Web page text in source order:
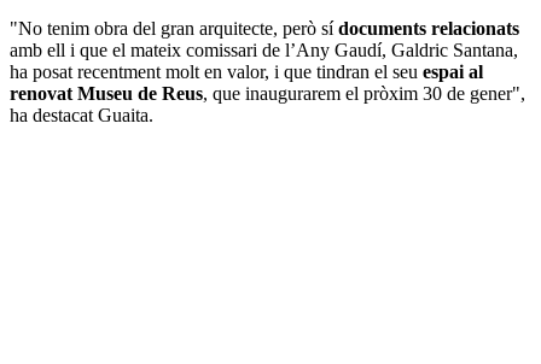
"No tenim obra del gran arquitecte, però sídocuments relacionats
amb ell i que el mateix comissari de l’Any Gaudí, Galdric Santana,
ha posat recentment molt en valor, i que tindran el seu espai al
renovat Museu de Reus, que inaugurarem el pròxim 30 de gener",
ha destacat Guaita.